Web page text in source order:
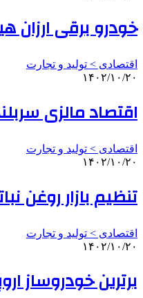
خودرو برقی ارزان
اقتصادی > تولید و تجارت
۱۴۰۲/۱۰/۲۰
اقتصاد مالزی
اقتصادی > تولید و تجارت
۱۴۰۲/۱۰/۲۰
تنظیم بازار روغن
اقتصادی > تولید و تجارت
۱۴۰۲/۱۰/۲۰
برترین خودروساز